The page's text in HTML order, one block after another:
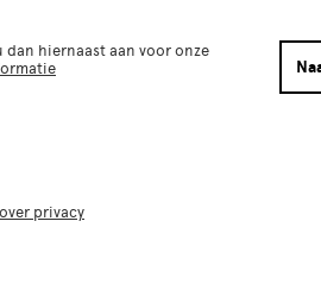
hiernaast aan voor onze
privacy